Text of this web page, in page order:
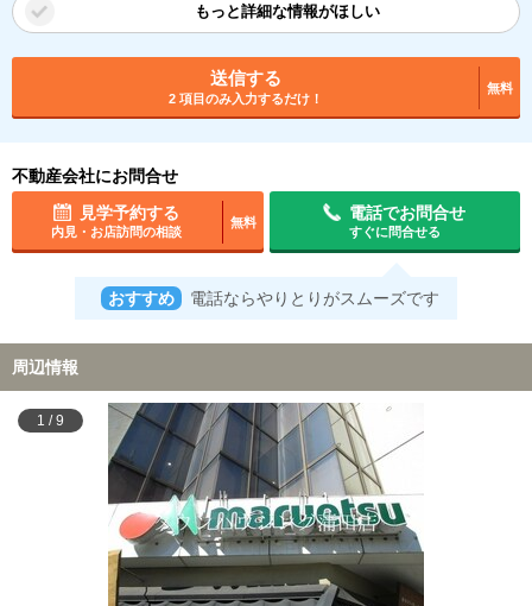
もっと詳細な情報がほしい
送信する
2 項目のみ入力するだけ！
無料
不動産会社にお問合せ
見学予約する
内見・お店訪問の相談
無料
電話でお問合せ
すぐに問合せる
おすすめ 電話ならやりとりがスムーズです
周辺情報
1 / 9